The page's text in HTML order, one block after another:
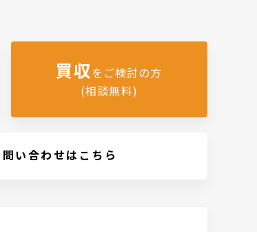
買収をご検討の方
(相談無料)
い合わせはこちら